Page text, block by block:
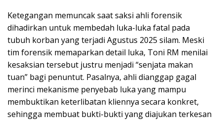
​Ketegangan memuncak saat saksi ahli forensik
dihadirkan untuk membedah luka-luka fatal pada
tubuh korban yang terjadi Agustus 2025 silam. Meski
tim forensik memaparkan detail luka, Toni RM menilai
kesaksian tersebut justru menjadi “senjata makan
tuan” bagi penuntut. Pasalnya, ahli dianggap gagal
merinci mekanisme penyebab luka yang mampu
membuktikan keterlibatan kliennya secara konkret,
sehingga membuat bukti-bukti yang diajukan terkesan